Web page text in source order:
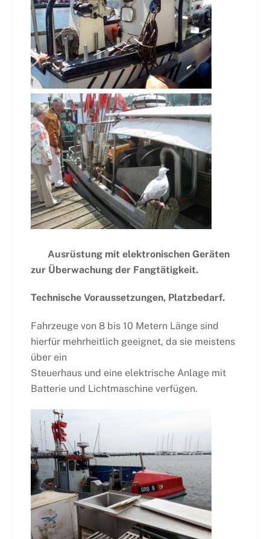
Ausrüstung mit elektronischen Geräten
zur Überwachung der Fangtätigkeit.
Technische Voraussetzungen, Platzbedarf.
Fahrzeuge von 8 bis 10 Metern Länge sind
hierfür mehrheitlich geeignet, da sie meistens
über ein
Steuerhaus und eine elektrische Anlage mit
Batterie und Lichtmaschine verfügen.